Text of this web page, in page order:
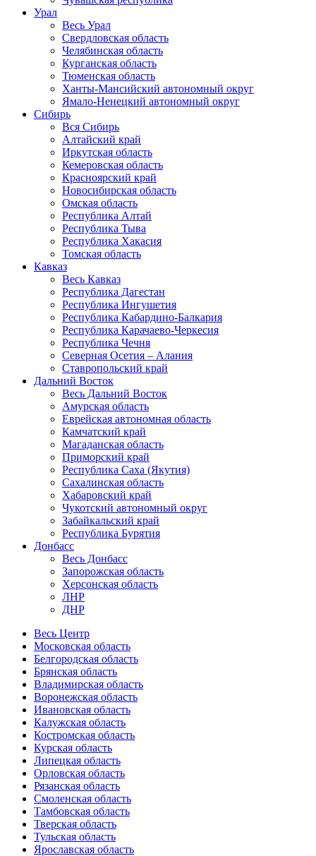
Урал
Весь Урал
Свердловская область
Челябинская область
Курганская область
Тюменская область
Ханты-Мансийский автономный округ
Ямало-Ненецкий автономный округ
Сибирь
Вся Сибирь
Алтайский край
Иркутская область
Кемеровская область
Красноярский край
Новосибирская область
Омская область
Республика Алтай
Республика Тыва
Республика Хакасия
Томская область
Кавказ
Весь Кавказ
Республика Дагестан
Республика Ингушетия
Республика Кабардино-Балкария
Республика Карачаево-Черкесия
Республика Чечня
Северная Осетия – Алания
Ставропольский край
Дальний Восток
Весь Дальний Восток
Амурская область
Еврейская автономная область
Камчатский край
Магаданская область
Приморский край
Республика Саха (Якутия)
Сахалинская область
Хабаровский край
Чукотский автономный округ
Забайкальский край
Республика Бурятия
Донбасс
Весь Донбасс
Запорожская область
Херсонская область
ЛНР
ДНР
Весь Центр
Московская область
Белгородская область
Брянская область
Владимирская область
Воронежская область
Ивановская область
Калужская область
Костромская область
Курская область
Липецкая область
Орловская область
Рязанская область
Смоленская область
Тамбовская область
Тверская область
Тульская область
Ярославская область